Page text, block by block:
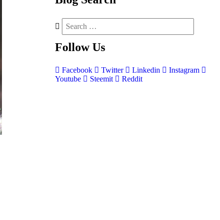
Follow Us
Facebook Twitter Linkedin
Instagram
Youtube
Steemit Reddit